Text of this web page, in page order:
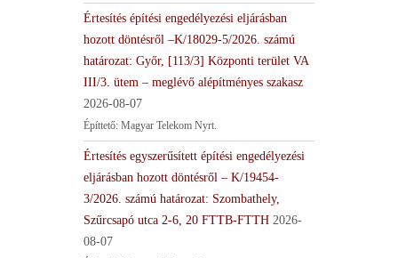
Értesítés építési engedélyezési eljárásban
hozott döntésről –K/18029-5/2026. számú
határozat: Győr, [113/3] Központi terület VA
III/3. ütem – meglévő alépítményes szakasz
2026-08-07
Építtető: Magyar Telekom Nyrt.
Értesítés egyszerűsített építési engedélyezési
eljárásban hozott döntésről – K/19454-
3/2026. számú határozat: Szombathely,
Szűrcsapó utca 2-6, 20 FTTB-FTTH 2026-
08-07